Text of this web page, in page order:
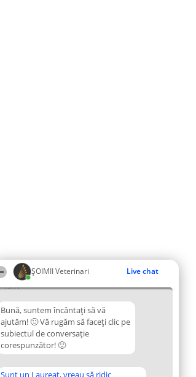
ȘOIMII Veterinari Live chat
13:11
Bună, suntem încântați să vă
ajutăm! 🙂 Vă rugăm să faceți clic pe
subiectul de conversație
corespunzător! 🙂
Sunt un Laureat, vreau să ridic